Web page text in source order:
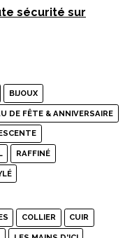
sécurité sur
BIJOUX
DE FÊTE & ANNIVERSAIRE
RAFFINÉ
COLLIER CUIR